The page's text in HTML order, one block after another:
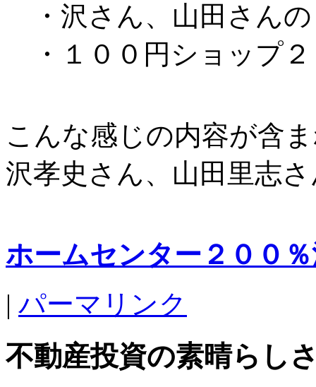
・沢さん、山田さん
・１００円ショップ２
こんな感じの内容が含
沢孝史さん、山田里志
ホームセンター２００
| パーマリンク
不動産投資の素晴らし